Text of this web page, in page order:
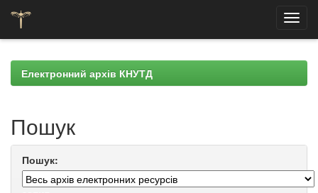
navigationЕлектронний архів КНУТД
Пошук
Пошук: